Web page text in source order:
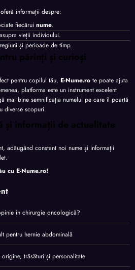
oferă informații despre:
fiecărui nume.
vieții individului.
și perioade de timp.
părinți și curioși
pentru copilul tău, E-Nume.ro te poate ajuta
platforma este un instrument excelent
mai bine semnificația numelui pe care îl poartă
diverse scopuri.
și informații de actualitate
adăugând constant noi nume și informații
cu E-Nume.ro!
în chirurgie oncologică?
pentru hernie abdominală
trăsături și personalitate